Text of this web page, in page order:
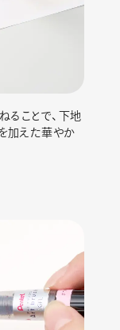
ることで、下地
加えた華やか